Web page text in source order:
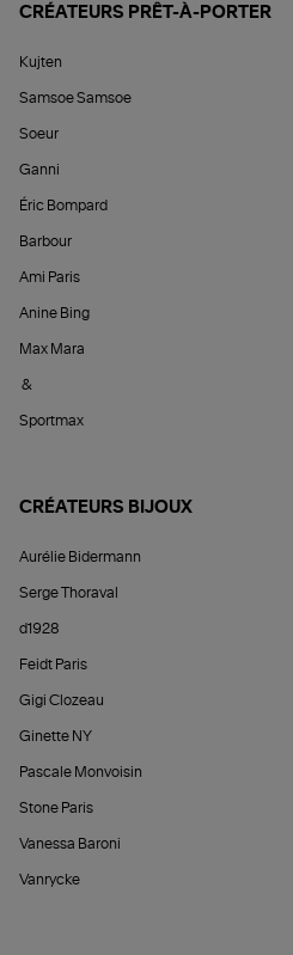
CRÉATEURS PRÊT-À-PORTER
Kujten
Samsoe Samsoe
Soeur
Ganni
Éric Bompard
Barbour
Ami Paris
Anine Bing
Max Mara
&
Sportmax
CRÉATEURS BIJOUX
Aurélie Bidermann
Serge Thoraval
d1928
Feidt Paris
Gigi Clozeau
Ginette NY
Pascale Monvoisin
Stone Paris
Vanessa Baroni
Vanrycke